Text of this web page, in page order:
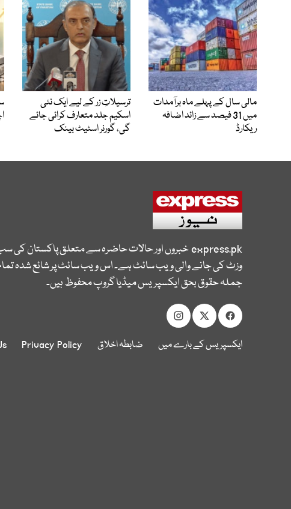
مالی سال کے پہلے ماہ برآمدات
میں 31 فیصد سے زائد اضافہ
ریکارڈ
ترسیلاتِ زر کے لیے ایک نئی
اسکیم جلد متعارف کرائی جائے
گی، گورنر اسٹیٹ بینک
express.pkخبروں اور حالات حاضرہ سے متعلق پاکستان کی
وزٹ کی جانے والی ویب سائٹ ہے۔ اس ویب سائٹ پر شائع شدہ
جملہ حقوق بحق ایکسپریس میڈیا گروپ محفوظ ہیں۔
ایکسپریس کے بارے میں ضابطہ اخلاق Privacy Policy